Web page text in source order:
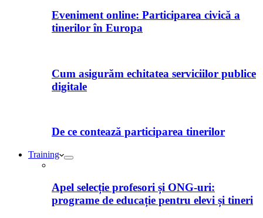
Eveniment online: Participarea civică a
tinerilor în Europa
Cum asigurăm echitatea serviciilor publice
digitale
De ce contează participarea tinerilor
Training
Apel selecție profesori și ONG-uri:
programe de educație pentru elevi și tineri